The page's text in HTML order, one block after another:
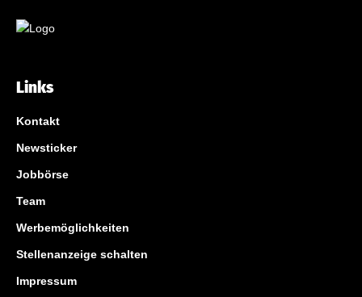
Links
Kontakt
Newsticker
Jobbörse
Team
Werbemöglichkeiten
Stellenanzeige schalten
Impressum